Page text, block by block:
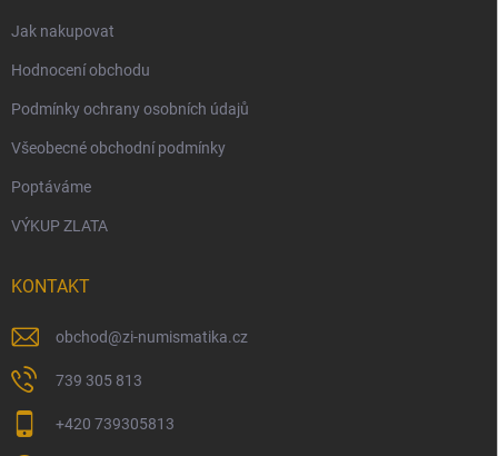
Jak nakupovat
Hodnocení obchodu
Podmínky ochrany osobních údajů
Všeobecné obchodní podmínky
Poptáváme
VÝKUP ZLATA
KONTAKT
obchod@zi-numismatika.cz
739 305 813
+420 739305813